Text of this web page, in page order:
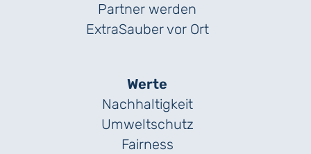
Partner werden
ExtraSauber vor Ort
Werte
Nachhaltigkeit
Umweltschutz
Fairness